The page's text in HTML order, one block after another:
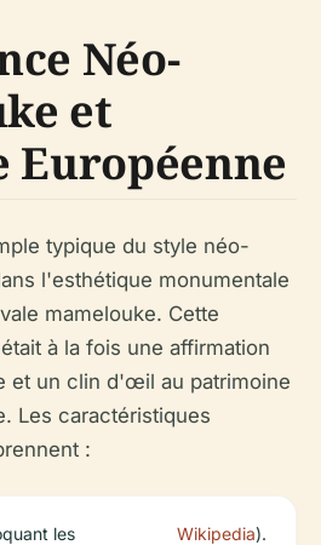
Néo-
et
Européenne
typique du style néo-
l'esthétique monumentale
mamelouke. Cette
à la fois une affirmation
et un clin d'œil au patrimoine
Les caractéristiques
:
les
Wikipedia).